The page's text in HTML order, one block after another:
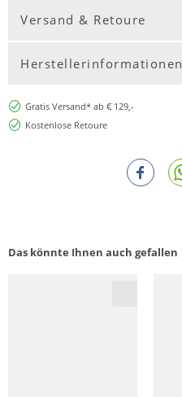
Versand & Retoure
Herstellerinformationen
Gratis Versand* ab € 129,-
Kostenlose Retoure
Das könnte Ihnen auch gefallen